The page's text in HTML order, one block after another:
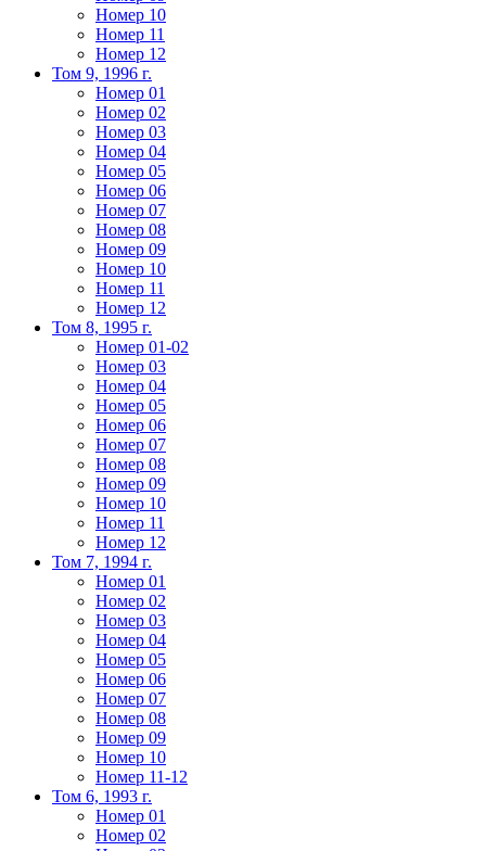
Номер 10
Номер 11
Номер 12
Том 9, 1996 г.
Номер 01
Номер 02
Номер 03
Номер 04
Номер 05
Номер 06
Номер 07
Номер 08
Номер 09
Номер 10
Номер 11
Номер 12
Том 8, 1995 г.
Номер 01-02
Номер 03
Номер 04
Номер 05
Номер 06
Номер 07
Номер 08
Номер 09
Номер 10
Номер 11
Номер 12
Том 7, 1994 г.
Номер 01
Номер 02
Номер 03
Номер 04
Номер 05
Номер 06
Номер 07
Номер 08
Номер 09
Номер 10
Номер 11-12
Том 6, 1993 г.
Номер 01
Номер 02